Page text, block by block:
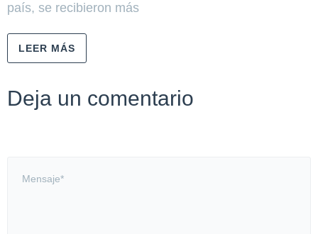
país, se recibieron más
LEER MÁS
Deja un comentario